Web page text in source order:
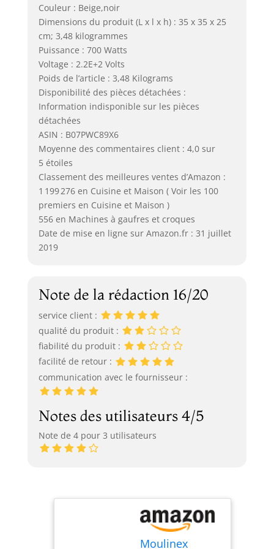
Couleur : Beige,noir
Dimensions du produit (L x l x h) : 35 x 35 x 25
cm; 3,48 kilogrammes
Puissance : 700 Watts
Voltage : 2.2E+2 Volts
Poids de l’article : 3,48 Kilograms
Disponibilité des pièces détachées :
Information indisponible sur les pièces
détachées
ASIN : B07PWC89X6
Moyenne des commentaires client : 4,0 sur
5 étoiles
Classement des meilleures ventes d’Amazon :
1 199 276 en Cuisine et Maison ( Voir les 100
premiers en Cuisine et Maison )
556 en Machines à gaufres et croques
Date de mise en ligne sur Amazon.fr : 31 juillet
2019
Note de la rédaction 16/20
service client :
qualité du produit :
fiabilité du produit :
facilité de retour :
communication avec le fournisseur :
Notes des utilisateurs 4/5
Note de 4 pour 3 utilisateurs
Moulinex